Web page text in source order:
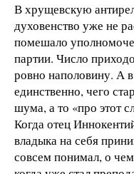
В хрущевскую
духовенство уже не
помешало
партии. Число
ровно наполовину. А
единственно, чего
шума, а то «про этот
Когда отец
владыка на себя
совсем понимал, о